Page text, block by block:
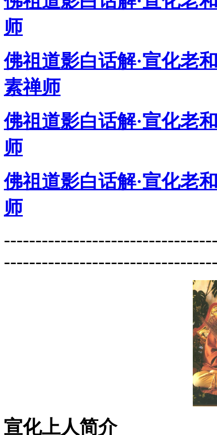
师
佛祖道影白话解·宣化老
素禅师
佛祖道影白话解·宣化老
师
佛祖道影白话解·宣化老
师
宣化上人简介